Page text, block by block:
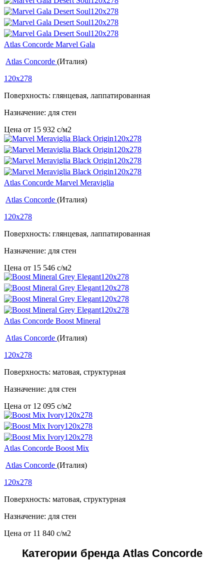
Atlas Concorde Marvel Gala
Atlas Concorde (Италия)
120x278
Поверхность: глянцевая, лаппатированная
Назначение: для стен
Цена от 15 932 c/м2
Atlas Concorde Marvel Meraviglia
Atlas Concorde (Италия)
120x278
Поверхность: глянцевая, лаппатированная
Назначение: для стен
Цена от 15 546 c/м2
Atlas Concorde Boost Mineral
Atlas Concorde (Италия)
120x278
Поверхность: матовая, структурная
Назначение: для стен
Цена от 12 095 c/м2
Atlas Concorde Boost Mix
Atlas Concorde (Италия)
120x278
Поверхность: матовая, структурная
Назначение: для стен
Цена от 11 840 c/м2
Категории бренда Atlas Concorde